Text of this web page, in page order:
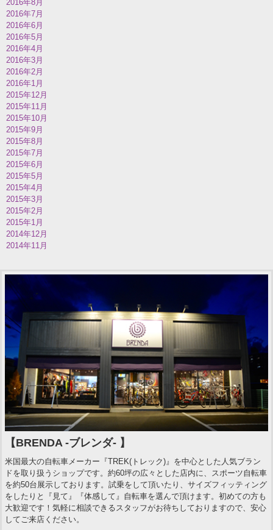
2016年8月
2016年7月
2016年6月
2016年5月
2016年4月
2016年3月
2016年2月
2016年1月
2015年12月
2015年11月
2015年10月
2015年9月
2015年8月
2015年7月
2015年6月
2015年5月
2015年4月
2015年3月
2015年2月
2015年1月
2014年12月
2014年11月
【BRENDA -ブレンダ- 】
米国最大の自転車メーカー『TREK(トレック)』を中心とした人気ブラン
ドを取り扱うショップです。約60坪の広々とした店内に、スポーツ自転車
を約50台展示しております。試乗をして頂いたり、サイズフィッティング
をしたりと『見て』『体感して』自転車を選んで頂けます。初めての方も
大歓迎です！気軽に相談できるスタッフがお待ちしておりますので、安心
してご来店ください。